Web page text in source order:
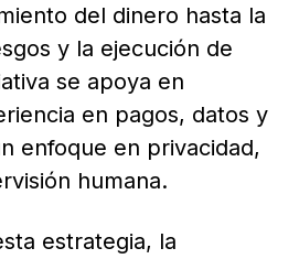
del dinero hasta la
y la ejecución de
se apoya en
en pagos, datos y
enfoque en privacidad,
humana.
estrategia, la